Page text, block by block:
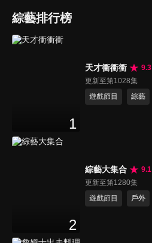
綜藝排行榜
1
天才衝衝衝
9.3
更新至第1028集
遊戲節目
綜藝
2
綜藝大集合
9.1
更新至第1280集
遊戲節目
戶外